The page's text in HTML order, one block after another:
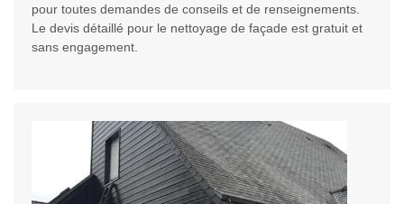
pour toutes demandes de conseils et de renseignements.
Le devis détaillé pour le nettoyage de façade est gratuit et
sans engagement.